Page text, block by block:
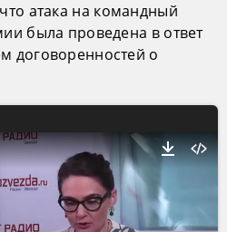
атака на командный
была проведена в ответ
договоренностей о